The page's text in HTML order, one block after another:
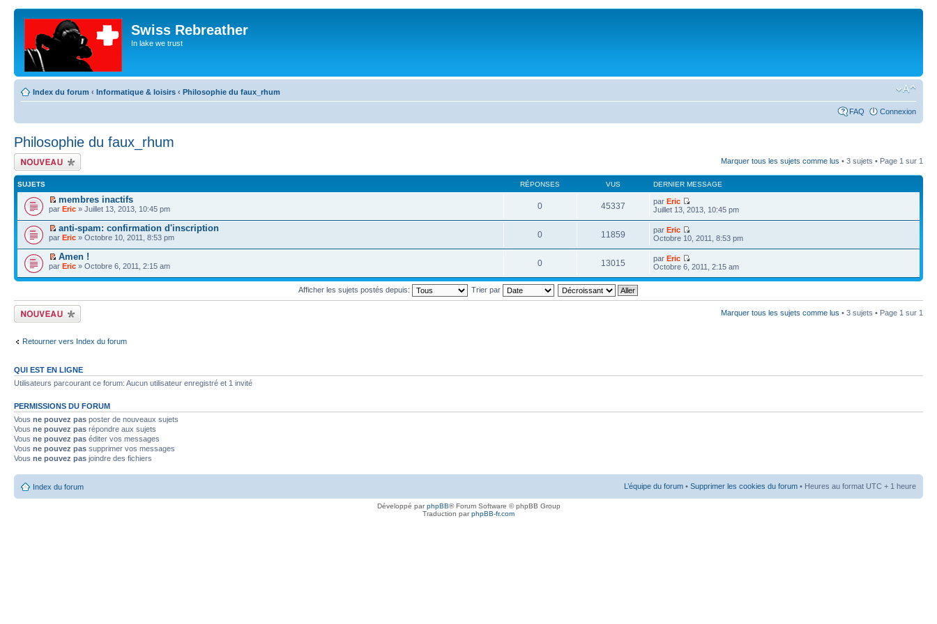
Swiss Rebreather
In lake we trust
Index du forum ‹ Informatique & loisirs ‹ Philosophie du faux_rhum
FAQ Connexion
Philosophie du faux_rhum
Écrire un nouveau
sujet
Marquer tous les sujets comme lus • 3 sujets • Page 1 sur 1
SUJETS RÉPONSES VUS DERNIER MESSAGE
membres inactifs
par Eric » Juillet 13, 2013, 10:45 pm 0 45337 parEric
Juillet 13, 2013, 10:45 pm
anti-spam: confirmation d'inscription
par Eric » Octobre 10, 2011, 8:53 pm 0 11859 parEric
Octobre 10, 2011, 8:53 pm
Amen !
par Eric » Octobre 6, 2011, 2:15 am 0 13015 parEric
Octobre 6, 2011, 2:15 am
Afficher les sujets postés depuis: Trier par
Écrire un nouveau
sujet
Marquer tous les sujets comme lus • 3 sujets • Page 1 sur 1
Retourner vers Index du forum
QUI EST EN LIGNE
Utilisateurs parcourant ce forum: Aucun utilisateur enregistré et 1 invité
PERMISSIONS DU FORUM
Vous ne pouvez pas poster de nouveaux sujets
Vous ne pouvez pas répondre aux sujets
Vous ne pouvez pas éditer vos messages
Vous ne pouvez pas supprimer vos messages
Vous ne pouvez pas joindre des fichiers
Index du forum L’équipe du forum • Supprimer les cookies du forum • Heures au format UTC + 1 heure
Développé parphpBB® Forum Software © phpBB Group
Traduction parphpBB-fr.com